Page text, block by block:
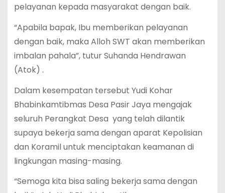
pelayanan kepada masyarakat dengan baik.
“Apabila bapak, Ibu memberikan pelayanan
dengan baik, maka Alloh SWT akan memberikan
imbalan pahala”, tutur Suhanda Hendrawan
(Atok) .
Dalam kesempatan tersebut Yudi Kohar
Bhabinkamtibmas Desa Pasir Jaya mengajak
seluruh Perangkat Desa yang telah dilantik
supaya bekerja sama dengan aparat Kepolisian
dan Koramil untuk menciptakan keamanan di
lingkungan masing-masing.
“Semoga kita bisa saling bekerja sama dengan